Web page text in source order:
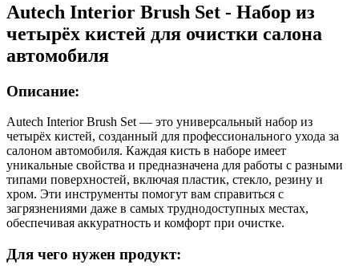
Autech Interior Brush Set - Набор из
четырёх кистей для очистки салона
автомобиля
Описание:
Autech Interior Brush Set — это универсальный набор из
четырёх кистей, созданный для профессионального ухода за
салоном автомобиля. Каждая кисть в наборе имеет
уникальные свойства и предназначена для работы с разными
типами поверхностей, включая пластик, стекло, резину и
хром. Эти инструменты помогут вам справиться с
загрязнениями даже в самых труднодоступных местах,
обеспечивая аккуратность и комфорт при очистке.
Для чего нужен продукт: